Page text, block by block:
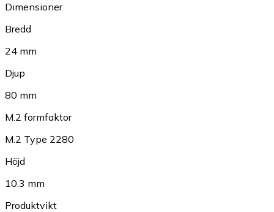
Dimensioner
Bredd
24 mm
Djup
80 mm
M.2 formfaktor
M.2 Type 2280
Höjd
10.3 mm
Produktvikt